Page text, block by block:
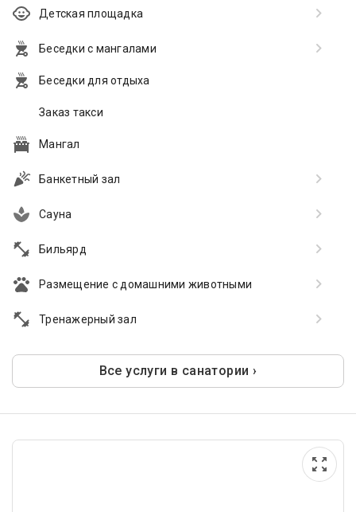
Детская площадка
Беседки с мангалами
Беседки для отдыха
Заказ такси
Мангал
Банкетный зал
Сауна
Бильярд
Размещение с домашними животными
Тренажерный зал
Все услуги в санатории ›